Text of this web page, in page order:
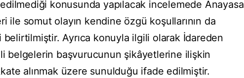
konusunda yapılacak incelemede Anayasa
ile somut olayın kendine özgü koşullarının da
belirtilmiştir. Ayrıca konuyla ilgili olarak İdareden
belgelerin başvurucunun şikâyetlerine ilişkin
alınmak üzere sunulduğu ifade edilmiştir.